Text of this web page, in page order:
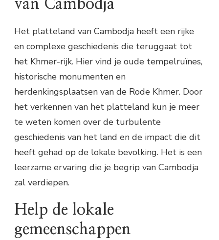
van Cambodja
Het platteland van Cambodja heeft een rijke
en complexe geschiedenis die teruggaat tot
het Khmer-rijk. Hier vind je oude tempelruïnes,
historische monumenten en
herdenkingsplaatsen van de Rode Khmer. Door
het verkennen van het platteland kun je meer
te weten komen over de turbulente
geschiedenis van het land en de impact die dit
heeft gehad op de lokale bevolking. Het is een
leerzame ervaring die je begrip van Cambodja
zal verdiepen.
Help de lokale
gemeenschappen